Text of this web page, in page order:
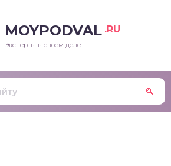
MOYPODVAL .RU
Эксперты в своем деле